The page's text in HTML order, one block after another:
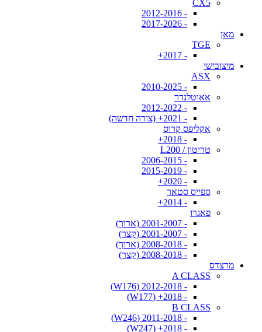
CX5
- 2012-2016
- 2017-2026
מאן
TGE
- 2017+
מיצובישי
ASX
- 2010-2025
אאוטלנדר
- 2012-2022
- 2021+ (צורה חדשה)
אקליפס קרוס
- 2018+
טריטון / L200
- 2006-2015
- 2015-2019
- 2020+
ספייס סטאר
- 2014+
פאגרו
- 2001-2007 (ארוך)
- 2001-2007 (קצר)
- 2008-2018 (ארוך)
- 2008-2018 (קצר)
מרצדס
A CLASS
- 2012-2018 (W176)
- 2018+ (W177)
B CLASS
- 2011-2018 (W246)
- 2018+ (W247)